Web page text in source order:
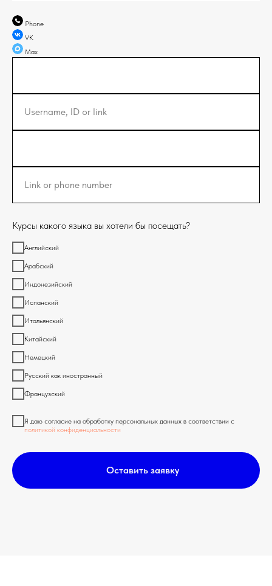
Phone
VK
Max
Username, ID or link
Link or phone number
Курсы какого языка вы хотели бы посещать?
Английский
Арабский
Индонезийский
Испанский
Итальянский
Китайский
Немецкий
Русский как иностранный
Французский
Я даю согласие на обработку персональных данных в соответствии с
политикой конфиденциальности
Оставить заявку